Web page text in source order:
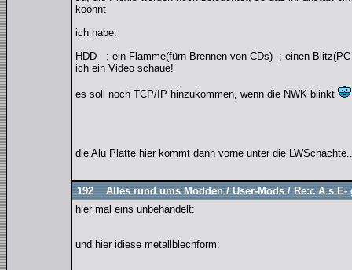
koönnt
ich habe:
HDD ; ein Flamme(fürn Brennen von CDs) ; einen
ich ein Video schaue!
es soll noch TCP/IP hinzukommen, wenn die NWK blinkt
die Alu Platte hier kommt dann vorne unter die
192 Alles rund ums Modden/ User-Mods/ Re:c A s
hier mal eins unbehandelt:
und hier idiese metallblechform: